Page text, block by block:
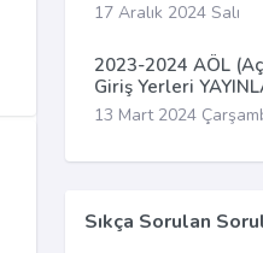
17 Aralık 2024 Salı
2023-2024 AÖL
Giriş Yerleri
13 Mart 2024
Sıkça Sorulan